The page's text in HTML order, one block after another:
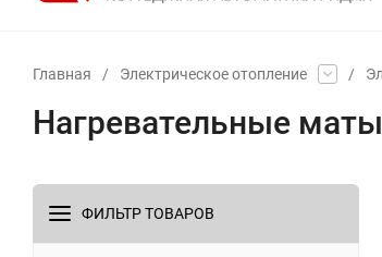
Главная / Электрическое отопление /
Нагревательные маты
ФИЛЬТР ТОВАРОВ